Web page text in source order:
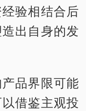
验相结合后
出自身的发
品界限可能
借鉴主观投